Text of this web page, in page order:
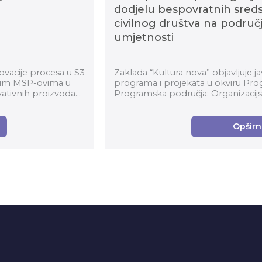
procesa u S3
MSP-ovima u
proizvoda...
dodjelu bespovratnih
civilnog društva na
umjetnosti
Zaklada “Kultura nova” objavljuje
programa i projekata u okviru
Programska područja: